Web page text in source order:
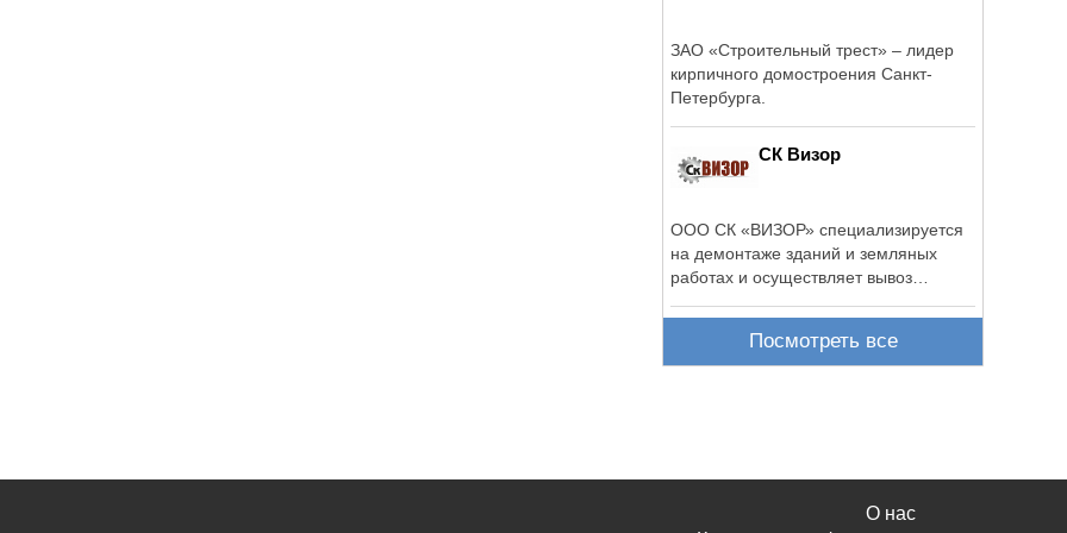
ЗАО «Строительный трест» – лидер
кирпичного домостроения Санкт-
Петербурга.
СК Визор
ООО СК «ВИЗОР» специализируется
на демонтаже зданий и земляных
работах и осуществляет вывоз
Посмотреть все
О нас